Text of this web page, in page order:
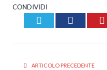
CONDIVIDI
Twitter Facebook
ARTICOLO PRECEDENTE